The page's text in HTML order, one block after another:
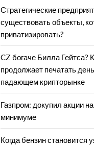
Стратегические
существовать объекты,
приватизировать?
CZ богаче Билла Гейтса?
продолжает печатать
падающем крипторынке
Газпром: докупил акции
минимуме
Когда бензин становится